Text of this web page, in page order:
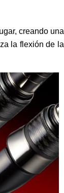
creando una
la flexión de la